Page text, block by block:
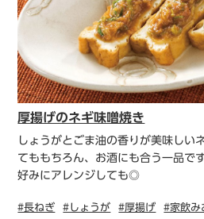
厚揚げのネギ味噌焼き
しょうがとごま油の香りが美味しい
てももちろん、お酒にも合う一品で
好みにアレンジしても◎
#長ねぎ #しょうが #厚揚げ
#家飲み